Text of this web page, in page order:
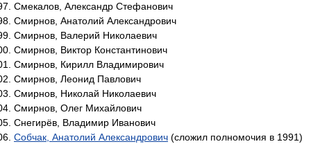
Смекалов, Александр Стефанович
Смирнов, Анатолий Александрович
Смирнов, Валерий Николаевич
Смирнов, Виктор Константинович
Смирнов, Кирилл Владимирович
Смирнов, Леонид Павлович
Смирнов, Николай Николаевич
Смирнов, Олег Михайлович
Снегирёв, Владимир Иванович
Собчак, Анатолий Александрович (сложил полномочия в 1991)